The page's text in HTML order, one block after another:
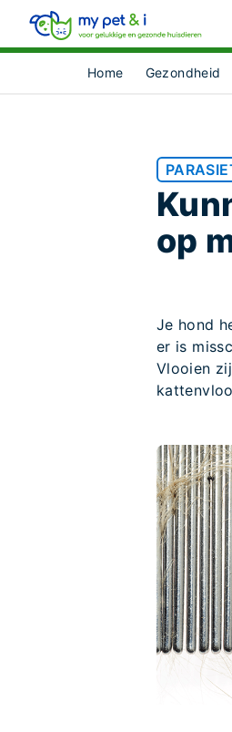
Home Gezondheid
op
Je hond
er is
Vlooien